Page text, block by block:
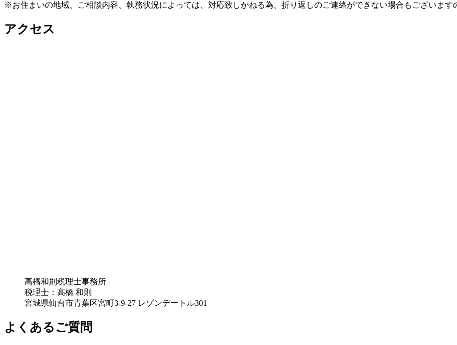
※お住まいの地域、ご相談内容、執務状況によっては、対応致しかねる為、折り返しのご連絡ができない場合もございます
アクセス
高橋和則税理士事務所
税理士：高橋 和則
宮城県仙台市青葉区宮町3-9-27 レゾンデートル301
よくあるご質問